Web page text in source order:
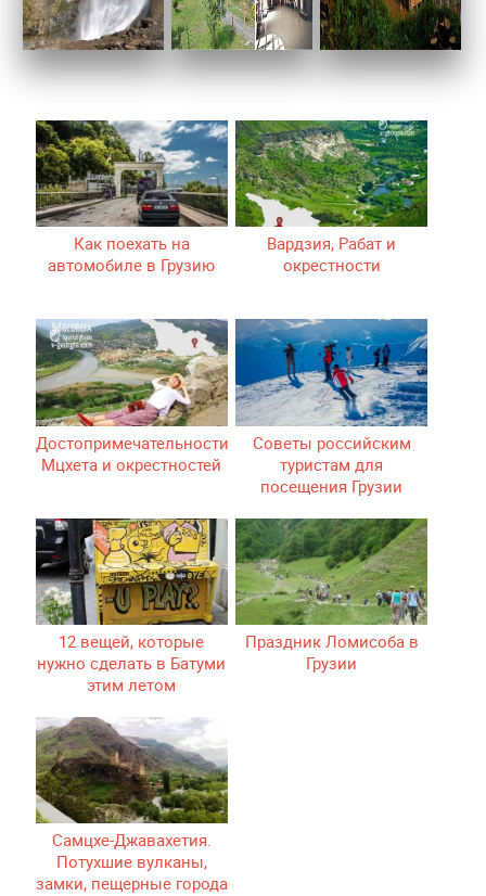
Как поехать на
автомобиле в Грузию
Вардзия, Рабат и
окрестности
Достопримечательности
Мцхета и окрестностей
Советы российским
туристам для
посещения Грузии
12 вещей, которые
нужно сделать в Батуми
этим летом
Праздник Ломисоба в
Грузии
Самцхе-Джавахетия.
Потухшие вулканы,
замки, пещерные города